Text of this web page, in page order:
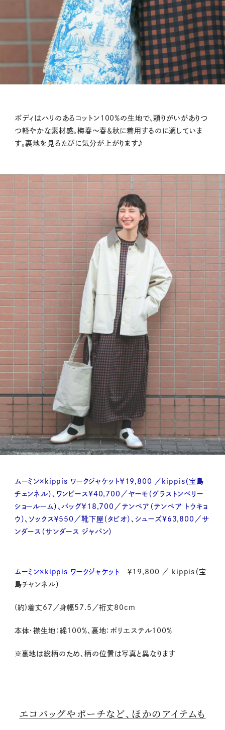
ボディはハリのあるコットン100％の生地で、頼りがいがありつ
つ軽やかな素材感。梅春～春＆秋に着用するのに適していま
す。裏地を見るたびに気分が上がります♪
ムーミン×kippis ワークジャケット￥19,800 ／kippis（宝島
チェンネル）、ワンピース¥40,700／ヤーモ（グラストンベリー
ショールーム）、バッグ￥18,700／テンベア（テンベア トウキョ
ウ）、ソックス￥550／靴下屋（タビオ）、シューズ¥63,800／サ
ンダース（サンダース ジャパン）
ムーミン×kippis ワークジャケット ￥19,800 ／ kippis （宝
島チャンネル）
(約)着丈67 ／身幅57.5 ／裄丈80cm
本体・襟生地：綿100％、裏地：ポリエステル100％
※裏地は総柄のため、柄の位置は写真と異なります
エコバッグやポーチなど、ほかのアイテムも